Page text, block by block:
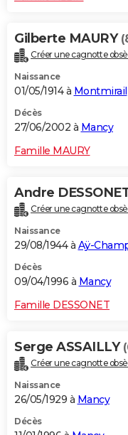
Gilberte MAURY
Créer une cagnotte
Naissance
01/05/1914 à Montmirail
Décès
27/06/2002 à Mancy
Famille MAURY
Andre
Créer une cagnotte
Naissance
29/08/1944 à Aÿ-
Décès
09/04/1996 à Mancy
Famille DESSONET
Serge ASSAILLY
Créer une cagnotte
Naissance
26/05/1929 à Mancy
Décès